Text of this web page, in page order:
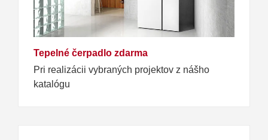
Tepelné čerpadlo zdarma
Pri realizácii vybraných projektov z nášho
katalógu